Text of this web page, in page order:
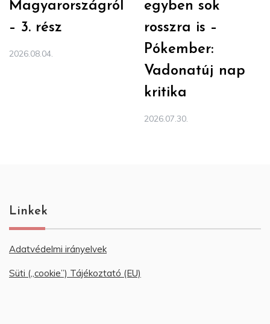
Magyarországról
– 3. rész
2026.08.04.
egyben sok
rosszra is –
Pókember:
Vadonatúj nap
kritika
2026.07.30.
Linkek
Adatvédelmi irányelvek
Süti („cookie”) Tájékoztató (EU)